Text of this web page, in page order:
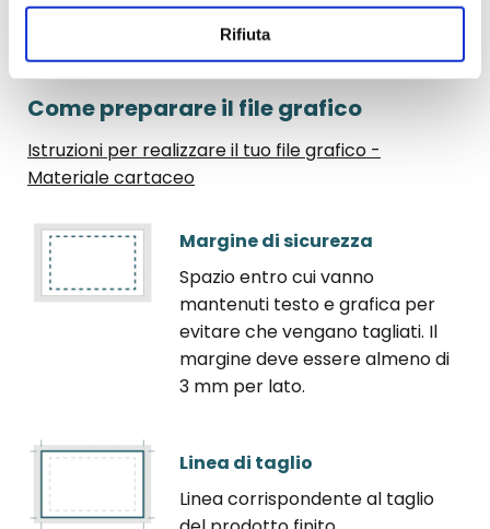
Rifiuta
Di seguito, trovi una serie di consigli pratici per
realizzare un file grafico ad opera d'arte.
Come preparare il file grafico
Istruzioni per realizzare il tuo file grafico -
Materiale cartaceo
Margine di sicurezza
Spazio entro cui vanno
mantenuti testo e grafica per
evitare che vengano tagliati. Il
margine deve essere almeno di
3 mm per lato.
Linea di taglio
Linea corrispondente al taglio